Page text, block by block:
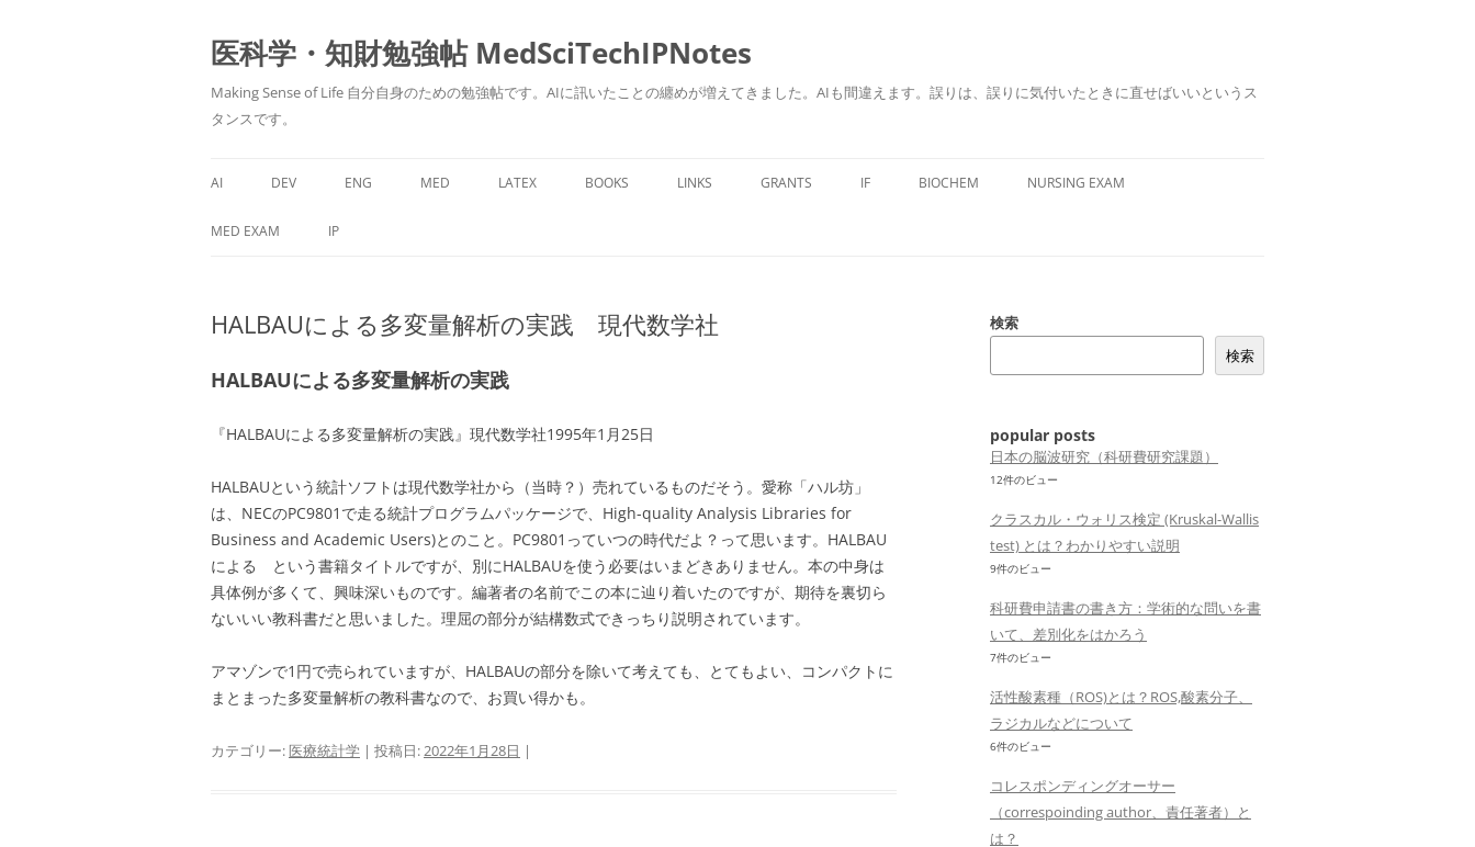
医科学・知財勉強帖 MedSciTechIPNotes
Making Sense of Life 自分自身のための勉強帖です。AIに訊いたことの纏めが増えてきました。AIも間違えます。誤りは、誤りに気付いたときに直せばいいというス
タンスです。
AI DEV ENG MED LATEX BOOKS LINKS GRANTS IF BIOCHEM NURSING EXAM
MED EXAM IP
HALBAUによる多変量解析の実践 現代数学社
HALBAUによる多変量解析の実践
『HALBAUによる多変量解析の実践』現代数学社1995年1月25日
HALBAUという統計ソフトは現代数学社から（当時？）売れているものだそう。愛称「ハル坊」
は、NECのPC9801で走る統計プログラムパッケージで、High-quality Analysis Libraries for
Business and Academic Users)とのこと。PC9801っていつの時代だよ？って思います。HALBAU
による という書籍タイトルですが、別にHALBAUを使う必要はいまどきありません。本の中身は
具体例が多くて、興味深いものです。編著者の名前でこの本に辿り着いたのですが、期待を裏切ら
ないいい教科書だと思いました。理屈の部分が結構数式できっちり説明されています。
アマゾンで1円で売られていますが、HALBAUの部分を除いて考えても、とてもよい、コンパクトに
まとまった多変量解析の教科書なので、お買い得かも。
カテゴリー:医療統計学 | 投稿日:2022年1月28日 |
検索
検索
popular posts
日本の脳波研究（科研費研究課題）
12件のビュー
クラスカル・ウォリス検定 (Kruskal-Wallis
test) とは？わかりやすい説明
9件のビュー
科研費申請書の書き方：学術的な問いを書
いて、差別化をはかろう
7件のビュー
活性酸素種（ROS)とは？ROS,酸素分子、
ラジカルなどについて
6件のビュー
コレスポンディングオーサー
（correspoinding author、責任著者）と
は？